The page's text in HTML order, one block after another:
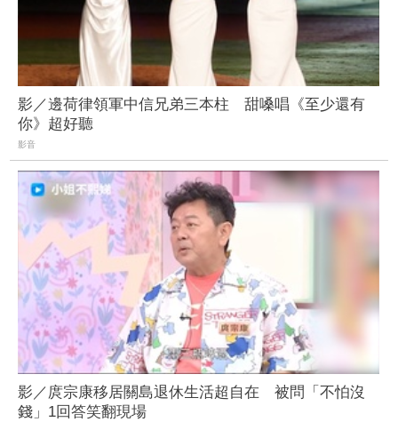
影／邊荷律領軍中信兄弟三本柱 甜嗓唱《至少還有
你》超好聽
影音
影／庹宗康移居關島退休生活超自在 被問「不怕沒
錢」1回答笑翻現場